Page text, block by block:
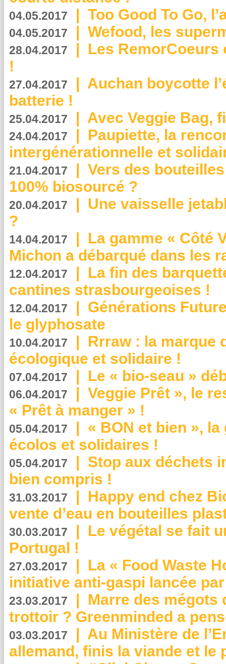
04.05.2017 | Too Good To Go,
04.05.2017 | Wefood, les
28.04.2017 | Les RemorCoeurs
!
27.04.2017 | Auchan boycotte
batterie !
25.04.2017 | Avec Veggie Bag,
24.04.2017 | Paupiette, la
intergénérationnelle et
21.04.2017 | Vers des
100% biosourcé ?
20.04.2017 | Une vaisselle
?
14.04.2017 | La gamme « Côté
Michon a débarqué dans les
12.04.2017 | La fin des
cantines strasbourgeoises !
12.04.2017 | Générations
le glyphosate
10.04.2017 | Rrraw : la marque
écologique et solidaire !
07.04.2017 | Le « bio-seau »
06.04.2017 | Veggie Prêt », le
« Prêt à manger » !
05.04.2017 | « BON et bien »,
écolos et solidaires !
05.04.2017 | Stop aux déchets
bien compris !
31.03.2017 | Happy end chez
vente d’eau en bouteilles
30.03.2017 | Le végétal se fait
Portugal !
27.03.2017 | La « Food Waste
initiative anti-gaspi lancée
23.03.2017 | Marre des mégots
trottoir ? Greenminded a
03.03.2017 | Au Ministère de
allemand, finis la viande et le